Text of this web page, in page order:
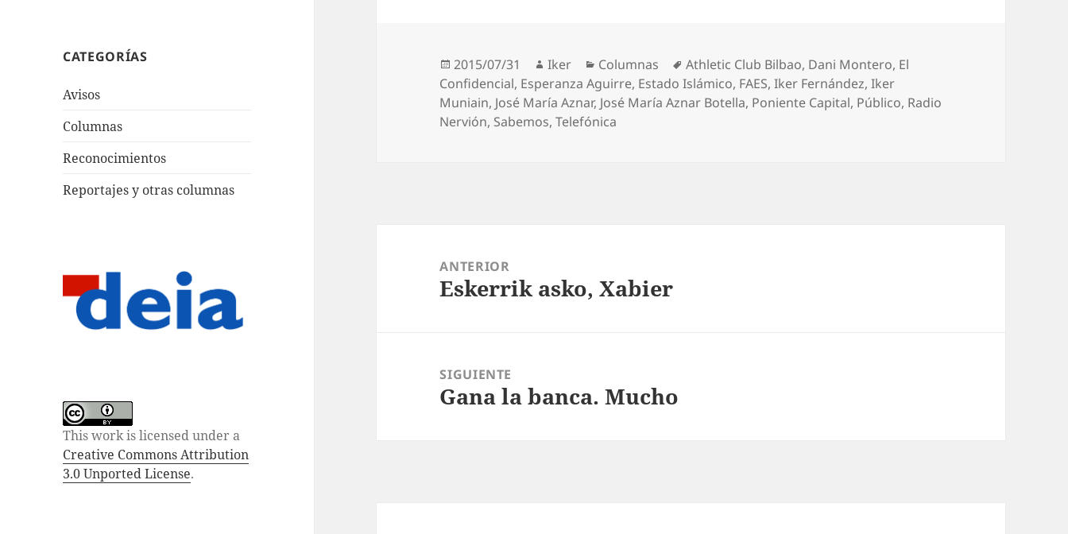
CATEGORÍAS
Avisos
Columnas
Reconocimientos
Reportajes y otras columnas
This work is licensed under a
Creative Commons Attribution
3.0 Unported License.
Publicado
el
2015/07/31 Autor
Iker Categorías
Columnas Etiquetas
Athletic Club Bilbao, Dani Montero, El
Confidencial, Esperanza Aguirre, Estado Islámico, FAES,Iker Fernández,Iker
Muniain, José María Aznar, José María Aznar Botella, Poniente Capital, Público, Radio
Nervión, Sabemos,Telefónica
entradas
ANTERIOR
Entrada
Eskerrik asko, Xabier
SIGUIENTE
Entrada
Gana la banca. Mucho